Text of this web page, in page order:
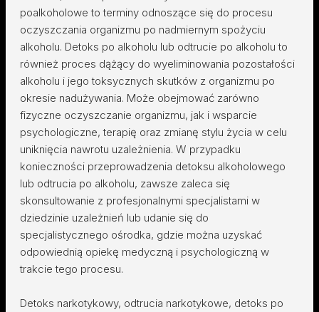
poalkoholowe to terminy odnoszące się do procesu
oczyszczania organizmu po nadmiernym spożyciu
alkoholu. Detoks po alkoholu lub odtrucie po alkoholu to
również proces dążący do wyeliminowania pozostałości
alkoholu i jego toksycznych skutków z organizmu po
okresie nadużywania. Może obejmować zarówno
fizyczne oczyszczanie organizmu, jak i wsparcie
psychologiczne, terapię oraz zmianę stylu życia w celu
uniknięcia nawrotu uzależnienia. W przypadku
konieczności przeprowadzenia detoksu alkoholowego
lub odtrucia po alkoholu, zawsze zaleca się
skonsultowanie z profesjonalnymi specjalistami w
dziedzinie uzależnień lub udanie się do
specjalistycznego ośrodka, gdzie można uzyskać
odpowiednią opiekę medyczną i psychologiczną w
trakcie tego procesu.
Detoks narkotykowy, odtrucia narkotykowe, detoks po